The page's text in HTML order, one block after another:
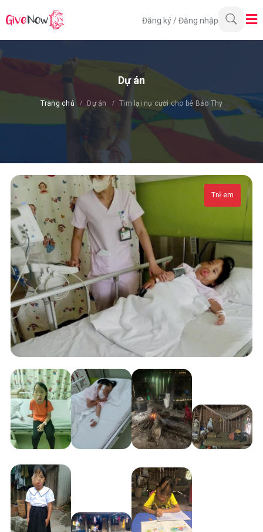
Đăng ký /Đăng nhập
Dự án
Trang chủ Dự án Tìm lại nụ cười cho bé Bảo Thy
Trẻ em